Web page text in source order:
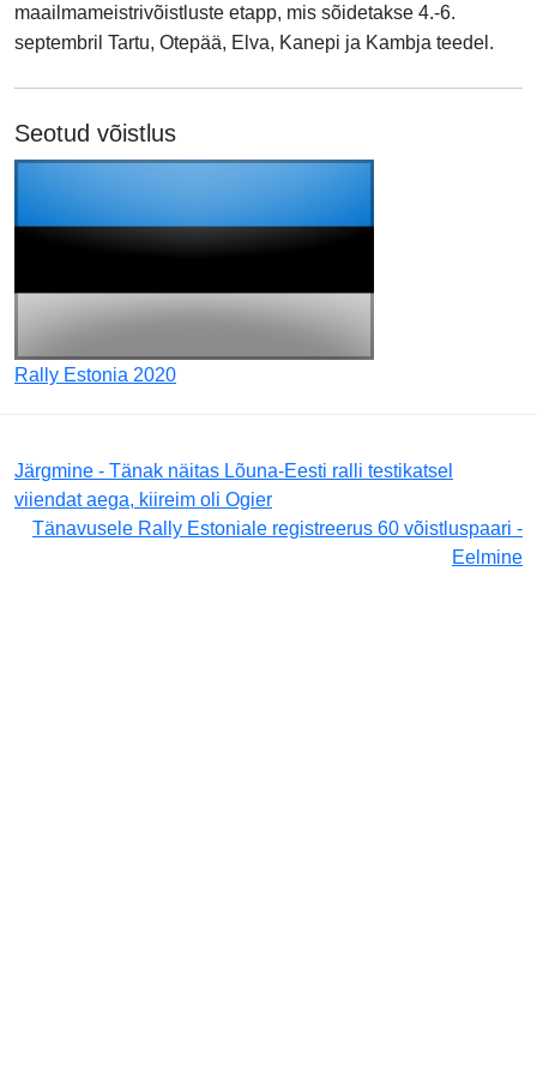
maailmameistrivõistluste etapp, mis sõidetakse 4.-6.
septembril Tartu, Otepää, Elva, Kanepi ja Kambja teedel.
Seotud võistlus
Rally Estonia 2020
Järgmine - Tänak näitas Lõuna-Eesti ralli testikatsel
viiendat aega, kiireim oli Ogier
Tänavusele Rally Estoniale registreerus 60 võistluspaari -
Eelmine